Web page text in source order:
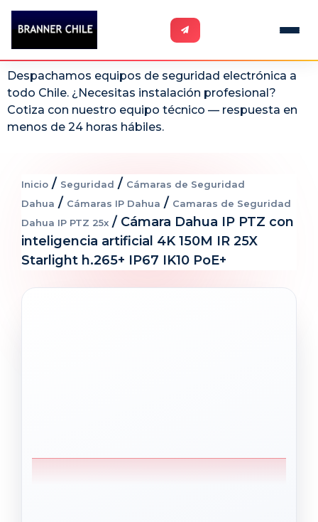
Despachamos equipos de seguridad electrónica a
todo Chile. ¿Necesitas instalación profesional?
Cotiza con nuestro equipo técnico — respuesta en
menos de 24 horas hábiles.
Inicio / Seguridad / Cámaras de Seguridad
Dahua / Cámaras IP Dahua / Camaras de Seguridad
Dahua IP PTZ 25x / Cámara Dahua IP PTZ con
inteligencia artificial 4K 150M IR 25X
Starlight h.265+ IP67 IK10 PoE+